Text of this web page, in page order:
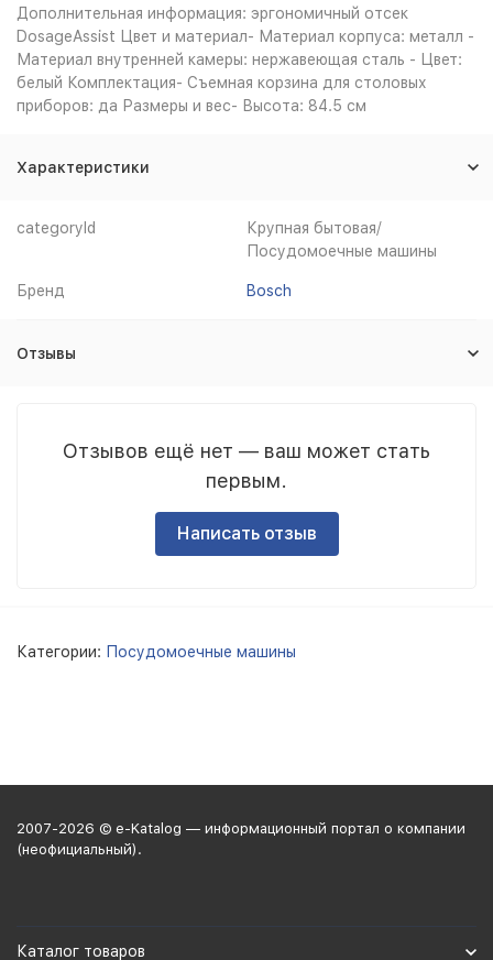
Дополнительная информация: эргономичный отсек
DosageAssist Цвет и материал- Материал корпуса: металл -
Материал внутренней камеры: нержавеющая сталь - Цвет:
белый Комплектация- Съемная корзина для столовых
приборов: да Размеры и вес- Высота: 84.5 см
Характеристики
categoryId
Крупная бытовая/
Посудомоечные машины
Бренд Bosch
Отзывы
Отзывов ещё нет — ваш может стать
первым.
Написать отзыв
Категории: Посудомоечные машины
2007-2026 © e-Katalog — информационный портал о компании
(неофициальный).
Каталог товаров